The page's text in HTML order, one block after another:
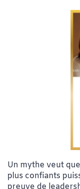
Un mythe veut
plus confiants
preuve de